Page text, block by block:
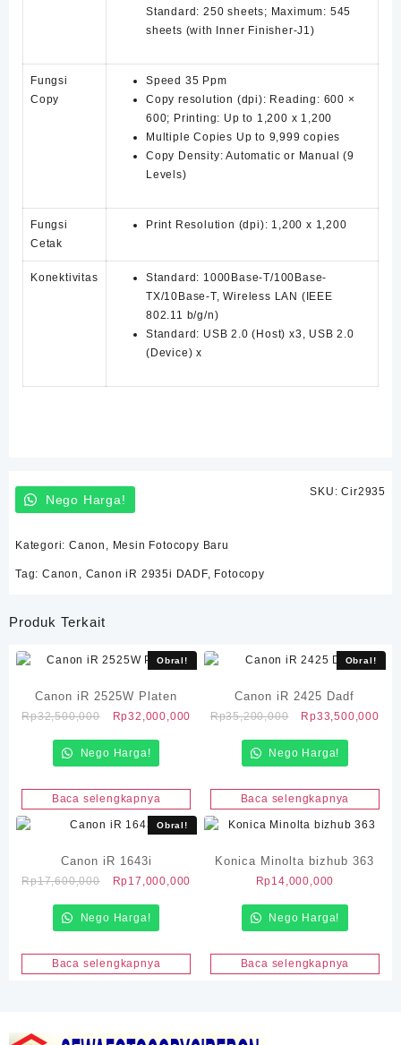
Standard: 250 sheets; Maximum: 545
sheets (with Inner Finisher-J1)
Fungsi
Copy
Speed 35 Ppm
Copy resolution (dpi): Reading: 600 ×
600; Printing: Up to 1,200 x 1,200
Multiple Copies Up to 9,999 copies
Copy Density: Automatic or Manual (9
Levels)
Fungsi
Cetak
Print Resolution (dpi): 1,200 x 1,200
Konektivitas
Standard: 1000Base-T/100Base-
TX/10Base-T, Wireless LAN (IEEE
802.11 b/g/n)
Standard: USB 2.0 (Host) x3, USB 2.0
(Device) x
Nego Harga!
SKU:Cir2935
Kategori: Canon , Mesin Fotocopy Baru
Tag: Canon , Canon iR 2935i DADF, Fotocopy
Produk Terkait
Obral!
Canon iR 2525W Platen
Rp32,500,000
Harga
adalah:
Rp32,000,000 Harga
Rp32,000,000.
Nego Harga!
Baca selengkapnya
Obral!
Canon iR 2425 Dadf
Rp35,200,000
Harga
adalah:
Rp33,500,000
Nego Harga!
Baca selengkapnya
Obral!
Canon iR 1643i
Rp17,600,000
Harga
adalah:
Rp17,000,000
Rp17,000,000.
Nego Harga!
Baca selengkapnya
Konica Minolta bizhub 363
Rp14,000,000
Nego Harga!
Baca selengkapnya